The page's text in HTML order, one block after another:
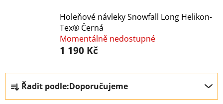
Holeňové návleky Snowfall Long Helikon-
Tex® Černá
Momentálně nedostupné
1 190 Kč
Ř
a Řadit podle:Doporučujeme